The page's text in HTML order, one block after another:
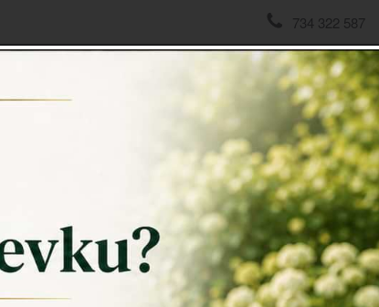
734 322 587
Záchranný kruh na jachtu